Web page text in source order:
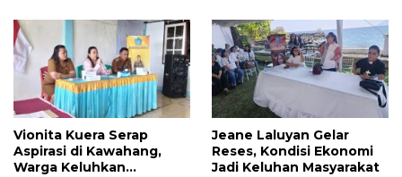
Vionita Kuera Serap
Aspirasi di Kawahang,
Warga Keluhkan
Jeane Laluyan Gelar
Reses, Kondisi Ekonomi
Jadi Keluhan Masyarakat